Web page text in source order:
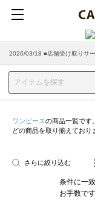
2026/03/18 ■店舗受け取りサ
ワンピースの商品一覧です
どの商品を取り揃えており
さらに絞り込む
条件に一
お手数で